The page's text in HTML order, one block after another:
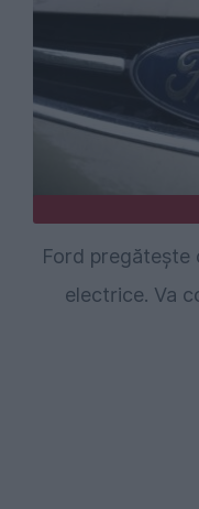
Ford pregătește
electrice. Va